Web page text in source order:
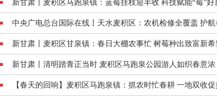
新甘肃丨麦积区马跑泉镇：蓝莓挂枝迎丰收 科技赋能“莓”好
中央广电总台国际在线丨天水麦积区：农机检修全覆盖 护
新甘肃丨麦积区甘泉镇：春日大棚农事忙 树莓种出致富新希
新甘肃丨清明踏青正当时 麦积区马跑泉公园游人如织春意浓
【春天的回响】麦积区马跑泉镇：抓农时忙春耕 一地双收